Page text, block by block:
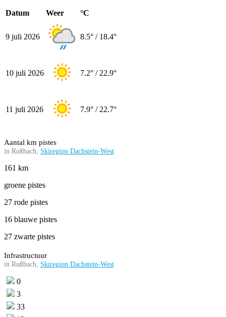
Datum Weer °C
9 juli 2026 8.5° / 18.4°
10 juli 2026 7.2° / 22.9°
11 juli 2026 7.9° / 22.7°
Aantal km pistes
in Rußbach, Skiregion Dachstein-West
161 km
groene pistes
27 rode pistes
16 blauwe pistes
27 zwarte pistes
Infrastructuur
in Rußbach, Skiregion Dachstein-West
0
3
33